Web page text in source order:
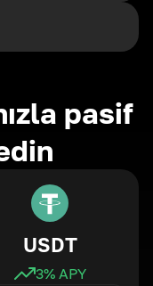
pasif
USDT
3% APY